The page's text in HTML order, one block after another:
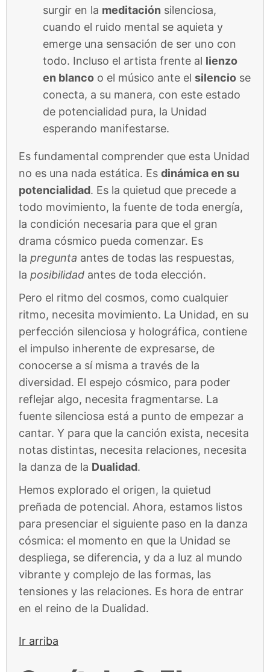
surgir en la meditación silenciosa,
cuando el ruido mental se aquieta y
emerge una sensación de ser uno con
todo. Incluso el artista frente al lienzo
en blanco o el músico ante el silencio se
conecta, a su manera, con este estado
de potencialidad pura, la Unidad
esperando manifestarse.
Es fundamental comprender que esta Unidad
no es una nada estática. Es dinámica en su
potencialidad. Es la quietud que precede a
todo movimiento, la fuente de toda energía,
la condición necesaria para que el gran
drama cósmico pueda comenzar. Es
la pregunta antes de todas las respuestas,
la posibilidad antes de toda elección.
Pero el ritmo del cosmos, como cualquier
ritmo, necesita movimiento. La Unidad, en su
perfección silenciosa y holográfica, contiene
el impulso inherente de expresarse, de
conocerse a sí misma a través de la
diversidad. El espejo cósmico, para poder
reflejar algo, necesita fragmentarse. La
fuente silenciosa está a punto de empezar a
cantar. Y para que la canción exista, necesita
notas distintas, necesita relaciones, necesita
la danza de la Dualidad.
Hemos explorado el origen, la quietud
preñada de potencial. Ahora, estamos listos
para presenciar el siguiente paso en la danza
cósmica: el momento en que la Unidad se
despliega, se diferencia, y da a luz al mundo
vibrante y complejo de las formas, las
tensiones y las relaciones. Es hora de entrar
en el reino de la Dualidad.
Ir arriba